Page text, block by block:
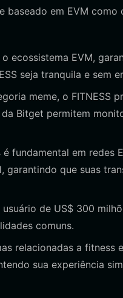
em EVM como
ecossistema EVM,
seja tranquila e sem
meme, o FITNESS
Bitget permitem
fundamental em redes
que suas
de US$ 300
comuns.
relacionadas a fitness
sua experiência